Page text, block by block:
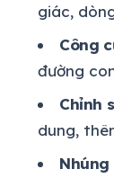
giác,
Công
đường
Chỉnh
dung,
Nhúng